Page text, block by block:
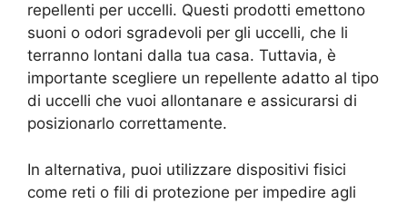
repellenti per uccelli. Questi prodotti emettono
suoni o odori sgradevoli per gli uccelli, che li
terranno lontani dalla tua casa. Tuttavia, è
importante scegliere un repellente adatto al tipo
di uccelli che vuoi allontanare e assicurarsi di
posizionarlo correttamente.
In alternativa, puoi utilizzare dispositivi fisici
come reti o fili di protezione per impedire agli